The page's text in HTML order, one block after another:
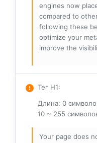
engines now
compared to
following these
optimize your
improve the
Тег H1:
Длина: 0
10 ~ 255
Your page does